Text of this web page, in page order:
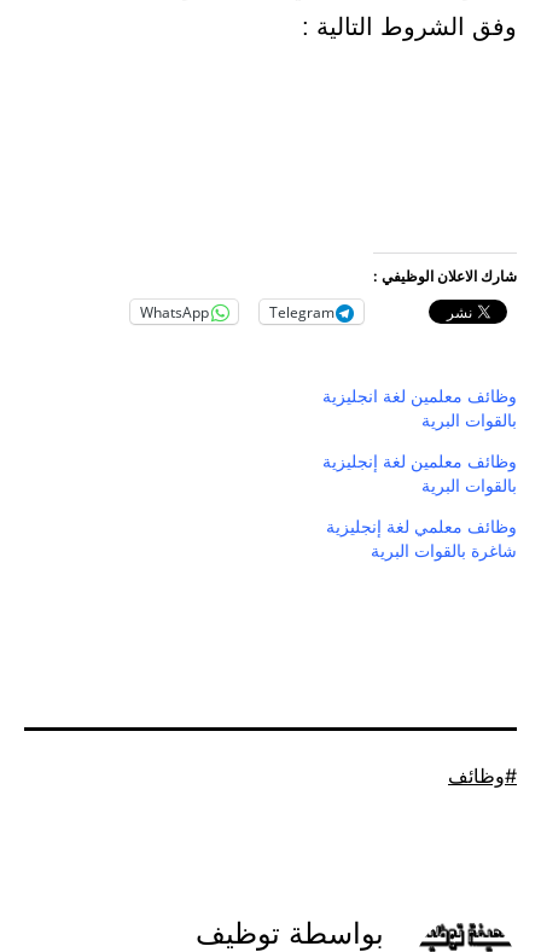
وفق الشروط التالية :
شارك الاعلان الوظيفي :
Telegram
WhatsApp
وظائف معلمين لغة انجليزية
بالقوات البرية
وظائف معلمين لغة إنجليزية
بالقوات البرية
وظائف معلمي لغة إنجليزية
شاغرة بالقوات البرية
موسوم
وظائف
بواسطة توظيف